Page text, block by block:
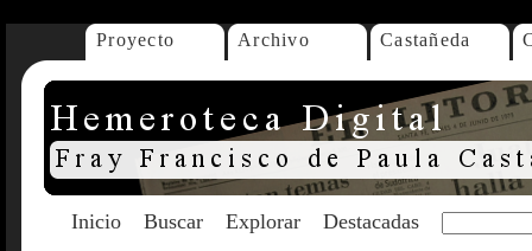
Proyecto Archivo Castañeda
Inicio Buscar Explorar Destacadas